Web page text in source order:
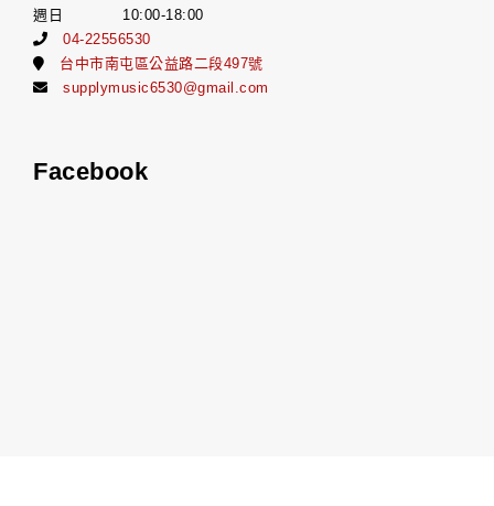
週日 10:00-18:00
04-22556530
台中市南屯區公益路二段497號
supplymusic6530@gmail.com
Facebook